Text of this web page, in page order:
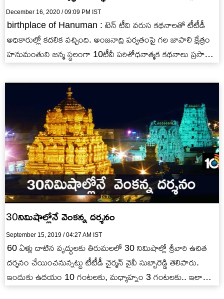
December 16, 2020 / 09:09 PM IST
birthplace of Hanuman : టెన్ టీవి వరుస కథనాలతో టీటీడీ
అధికారుల్లో కదలిక వచ్చింది. అంజనాద్రి పర్వతంపై గల జాపాలి క్షేత్రం
హనుమంతుని జన్మ స్థలంగా 10టీవీ పరిశోధనాత్మక కథనాలు ప్రసారం
30నిమిషాల్లోనే వెంకన్న దర్శనం
September 15, 2019 / 04:27 AM IST
60 ఏళ్లు దాటిన వృద్ధులకు తిరుమలలో 30 నిమిషాల్లో శ్రీవారి ఉచిత
దర్శనం చేయించనున్నట్టు టీటీడీ చైర్మన్ వైవీ సుబ్బారెడ్డి తెలిపారు.
ఇందుకు ఉదయం 10 గంటలకు, మధ్యాహ్నం 3 గంటలకు.. ఇలా